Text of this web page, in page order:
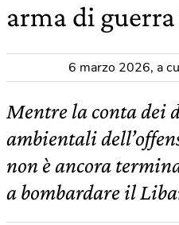
arma di
6 marzo 2026, a
Mentre la conta dei
ambientali
non è ancora
a bombardare il